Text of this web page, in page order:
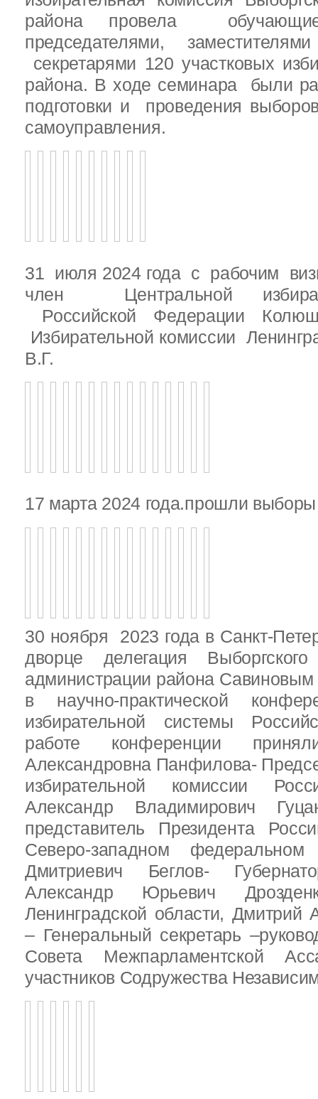
района провела
председателями,
секретарями 120 участковых
района. В ходе семинара были
подготовки и проведения
самоуправления.
31 июля 2024 года с рабочим
член Центральной
Российской Федерации
Избирательной комиссии
В.Г.
17 марта 2024 года.прошли
30 ноября 2023 года в Санкт-
дворце делегация
администрации района Савиновым
в научно-практической
избирательной системы
работе конференции
Александровна Панфилова-
избирательной комиссии
Александр Владимирович
представитель Президента
Северо-западном федеральном
Дмитриевич Беглов-
Александр Юрьевич
Ленинградской области, Дмитрий
– Генеральный секретарь
Совета Межпарламентской
участников Содружества